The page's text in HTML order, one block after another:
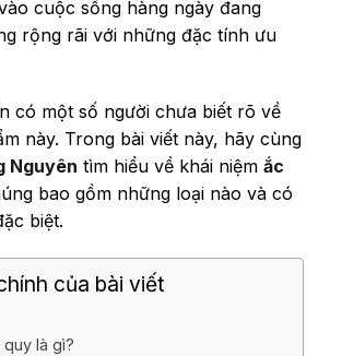
cuộc sống hàng ngày đang
rộng rãi với những đặc tính ưu
có một số người chưa biết rõ về
này. Trong bài viết này, hãy cùng
Nguyên tìm hiểu về khái niệm ắc
bao gồm những loại nào và có
biệt.
của bài viết
quy là gì?